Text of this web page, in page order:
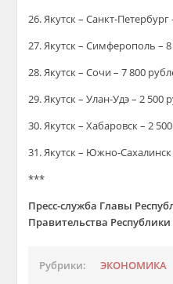
26. Якутск – Санкт-
27. Якутск – Симферополь –
28. Якутск – Сочи – 7 800
29. Якутск – Улан-Удэ – 2 500
30. Якутск – Хабаровск – 2
31. Якутск – Южно-Сахалинск
***
Пресс-служба Главы
Правительства Республики
Рубрики: ЭКОНОМИКА